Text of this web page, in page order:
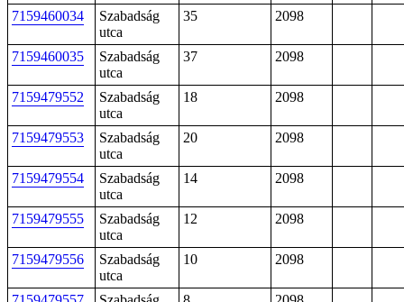
7159460034
Szabadság
utca
35 2098
7159460035
Szabadság
utca
37 2098
7159479552
Szabadság
utca
18 2098
7159479553
Szabadság
utca
20 2098
7159479554
Szabadság
utca
14 2098
7159479555
Szabadság
utca
12 2098
7159479556
Szabadság
utca
10 2098